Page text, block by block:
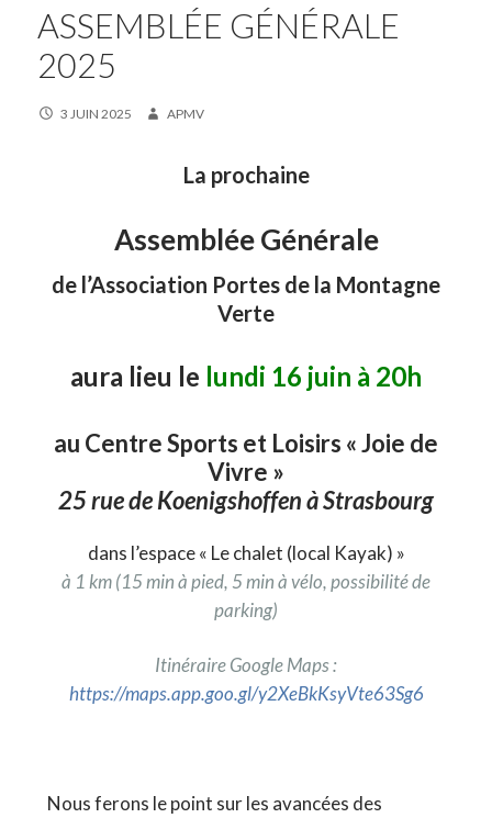
ASSEMBLÉE GÉNÉRALE
2025
3 JUIN 2025 APMV
La prochaine
Assemblée Générale
de l’Association Portes de la Montagne
Verte
aura lieu le lundi 16 juin à 20h
au Centre Sports et Loisirs « Joie de
Vivre »
25 rue de Koenigshoffen à Strasbourg
dans l’espace « Le chalet (local Kayak) »
à 1 km (15 min à pied, 5 min à vélo, possibilité de
parking)
Itinéraire Google Maps :
https://maps.app.goo.gl/y2XeBkKsyVte63Sg6
Nous ferons le point sur les avancées des